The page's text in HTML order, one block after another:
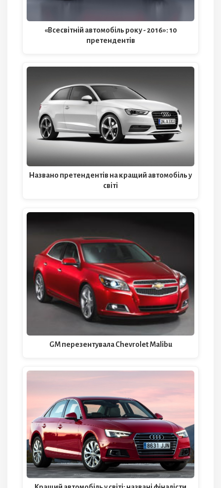
«Всесвітній автомобіль року - 2016»: 10
претендентів
Названо претендентів на кращий автомобіль у
світі
GM перезентувала Chevrolet Malibu